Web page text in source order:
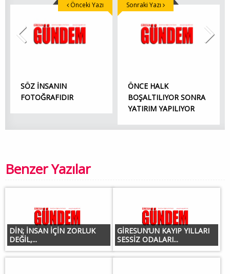
SÖZ İNSANIN
FOTOĞRAFIDIR
Önceki Yazı
ÖNCE HALK
BOŞALTILIYOR SONRA
YATIRIM YAPILIYOR
Sonraki Yazı
Benzer Yazılar
DİN; İNSAN İÇİN ZORLUK
DEĞİL,...
GİRESUN’UN KAYIP YILLARI
SESSİZ ODALARI...